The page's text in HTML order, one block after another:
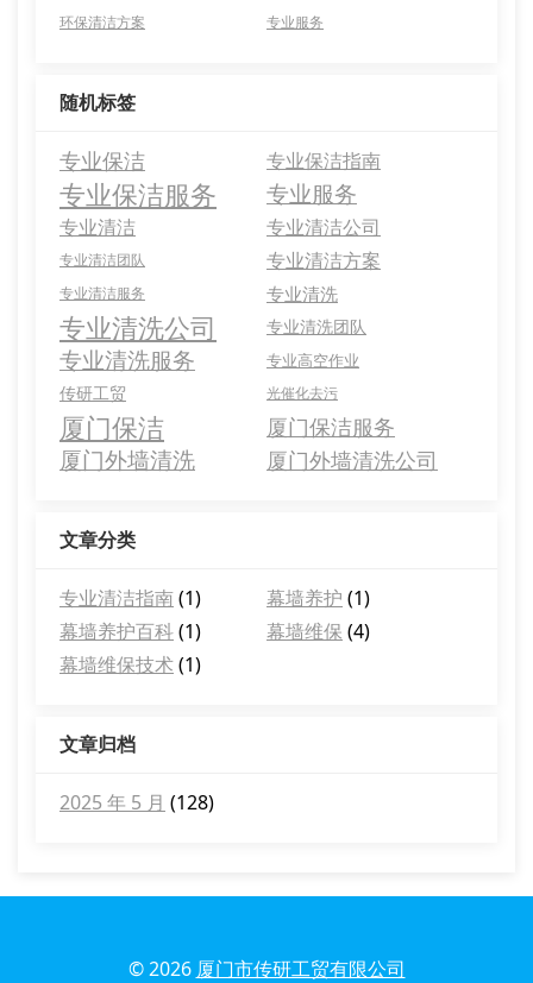
环保清洁方案
专业服务
随机标签
专业保洁 专业保洁指南
专业保洁服务 专业服务
专业清洁 专业清洁公司
专业清洁团队 专业清洁方案
专业清洁服务 专业清洗
专业清洗公司 专业清洗团队
专业清洗服务 专业高空作业
传研工贸 光催化去污
厦门保洁 厦门保洁服务
厦门外墙清洗 厦门外墙清洗公司
文章分类
专业清洁指南(1) 幕墙养护 (1)
幕墙养护百科(1) 幕墙维保 (4)
幕墙维保技术(1)
文章归档
2025 年 5 月 (128)
© 2026 厦门市传研工贸有限公司